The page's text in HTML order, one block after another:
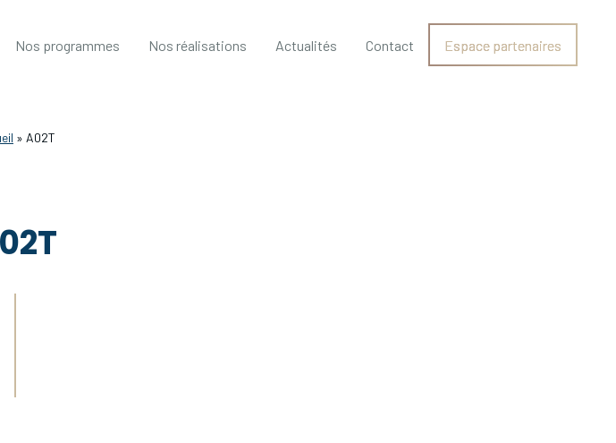
Nos programmes Nos réalisations Actualités Contact Espace partenaires
» A02T